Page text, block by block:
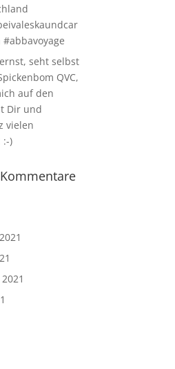
seht selbst
QVC,
auf den
Dir und
vielen
:-)